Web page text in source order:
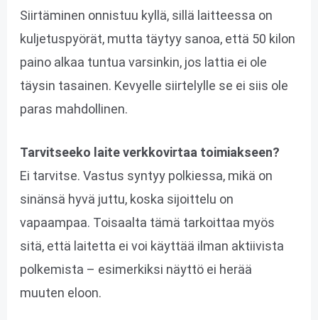
Siirtäminen onnistuu kyllä, sillä laitteessa on
kuljetuspyörät, mutta täytyy sanoa, että 50 kilon
paino alkaa tuntua varsinkin, jos lattia ei ole
täysin tasainen. Kevyelle siirtelylle se ei siis ole
paras mahdollinen.
Tarvitseeko laite verkkovirtaa toimiakseen?
Ei tarvitse. Vastus syntyy polkiessa, mikä on
sinänsä hyvä juttu, koska sijoittelu on
vapaampaa. Toisaalta tämä tarkoittaa myös
sitä, että laitetta ei voi käyttää ilman aktiivista
polkemista – esimerkiksi näyttö ei herää
muuten eloon.